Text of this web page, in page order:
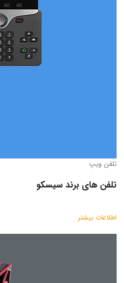
تلفن ویپ
تلفن های برند سیسکو
اطلاعات بیشتر